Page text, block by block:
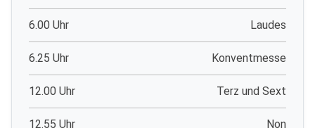
6.00 Uhr Laudes
6.25 Uhr Konventmesse
12.00 Uhr Terz und Sext
12.55 Uhr Non